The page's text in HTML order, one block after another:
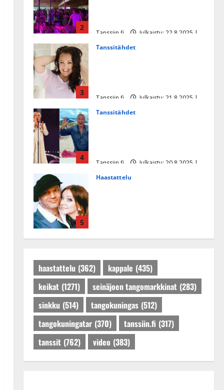
2
Tanssiin.fi
Julkaistu: 22.8.2025 |
3
Tanssitähdet
Tanssiin.fi
Julkaistu: 21.8.2025 |
4
Tanssitähdet
Tanssiin.fi
Julkaistu: 20.8.2025 |
5
Haastattelu
Tanssiin.fi
Julkaistu: 27.4.2025 |
haastattelu (362) kappale (435)
keikat (1271) seinäjoen tangomarkkinat (283)
sinkku (514) tangokuningas (512)
tangokuningatar (370) tanssiin.fi (317)
tanssit (762) video (383)